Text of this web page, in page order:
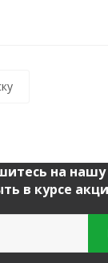
на нашу
в курсе